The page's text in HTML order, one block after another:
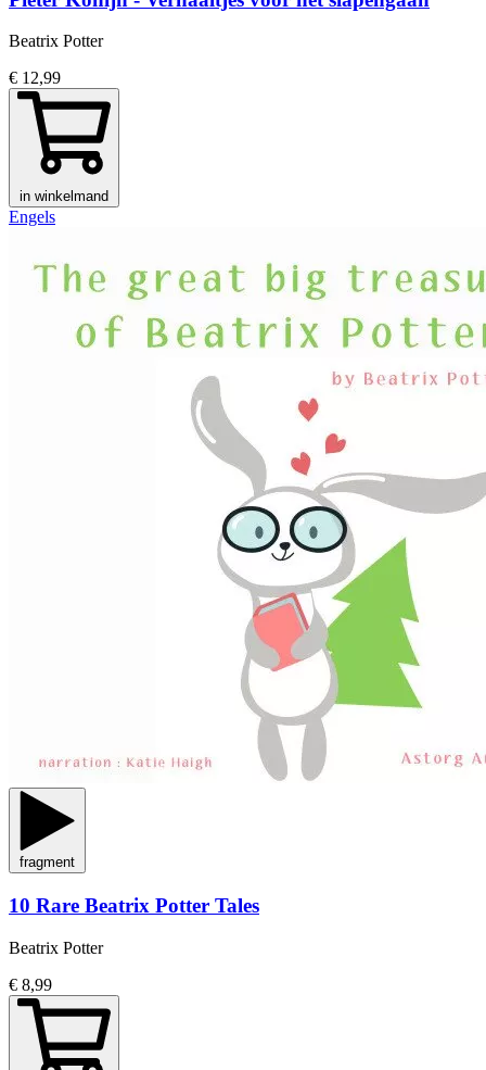
Beatrix Potter
€ 12,99
in winkelmand
Engels
fragment
10 Rare Beatrix Potter Tales
Beatrix Potter
€ 8,99